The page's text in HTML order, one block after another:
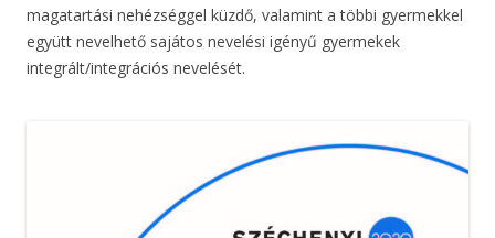
magatartási nehézséggel küzdő, valamint a többi gyermekkel
együtt nevelhető sajátos nevelési igényű gyermekek
integrált/integrációs nevelését.